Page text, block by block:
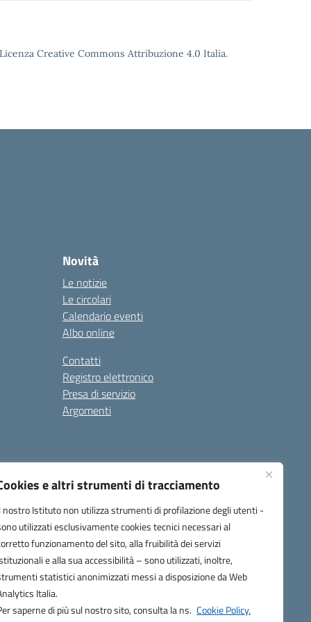
e altri strumenti di tracciamento
nostro Istituto non utilizza strumenti di profilazione degli utenti -
utilizzati esclusivamente cookies tecnici necessari al
funzionamento del sito, alla fruibilità dei servizi
e alla sua accessibilità – sono utilizzati, inoltre,
statistici anonimizzati messi a disposizione da Web
Italia.
saperne di più sul nostro sito, consulta la ns. Cookie Policy.
Creative Commons Attribuzione 4.0 Italia.
Novità
Le notizie
Le circolari
Calendario eventi
Albo online
Contatti
Registro elettronico
Presa di servizio
Argomenti